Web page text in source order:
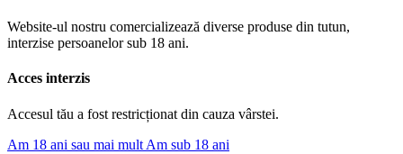
Website-ul nostru comercializează diverse produse din tutun,
interzise persoanelor sub 18 ani.
Acces interzis
Accesul tău a fost restricționat din cauza vârstei.
Am 18 ani sau mai mult Am sub 18 ani